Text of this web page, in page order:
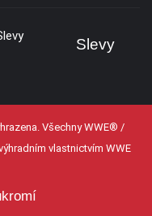
Slevy
Všechny WWE® /
vlastnictvím WWE